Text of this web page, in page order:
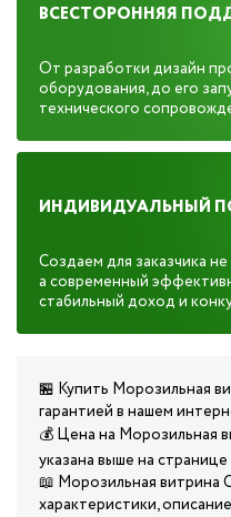
ВСЕСТОРОННЯЯ
От разработки дизайн
оборудования, до его
технического
ИНДИВИДУАЛЬНЫЙ
Создаем для заказчика
а современный
стабильный доход и
🏪 Купить Морозильная
гарантией в нашем
💰 Цена на Морозильная
указана выше на
📖 Морозильная витрина
характеристики,